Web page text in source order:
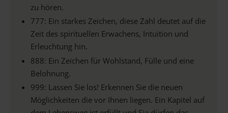
zu hören.
777: Ein starkes Zeichen, diese Zahl deutet auf die
Zeit des spirituellen Erwachens, Intuition und
Erleuchtung hin.
888: Ein Zeichen für Wohlstand, Fülle und eine
Belohnung.
999: Lassen Sie los! Erkennen Sie die neuen
Möglichkeiten die vor Ihnen liegen. Ein Kapitel auf